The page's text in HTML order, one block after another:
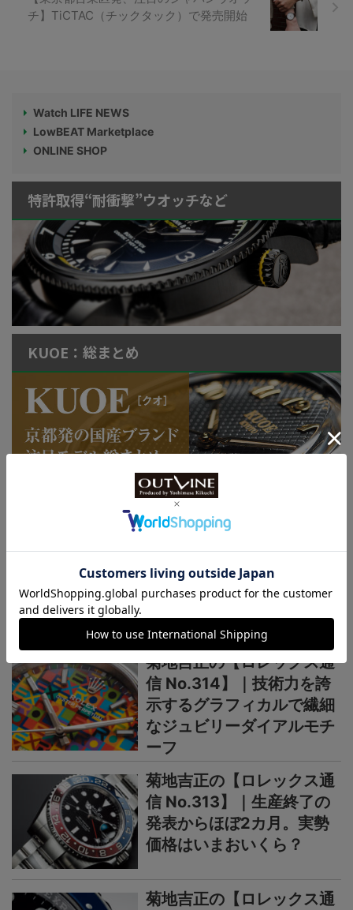
チ】TiCTAC（チックタック）で発売開始
Watch LIFE NEWS
LowBEAT Marketplace
ONLINE SHOP
特許取得“耐衝撃”ウオッチなど
KUOE：総まとめ
連載記事
ロレックス通信
菊地吉正の【ロレックス通
信 No.314】｜技術力を誇
示するグラフィカルで繊細
なジュビリーダイアルモチ
ーフ
菊地吉正の【ロレックス通
信 No.313】｜生産終了の
発表からほぼ2カ月。実勢
価格はいまおいくら？
菊地吉正の【ロレックス通